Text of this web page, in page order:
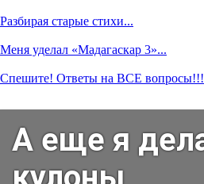
Разбирая старые стихи...
Меня уделал «Мадагаскар 3»...
Спешите! Ответы на ВСЕ вопросы!!!